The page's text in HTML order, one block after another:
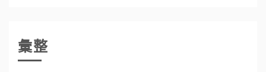
彙整